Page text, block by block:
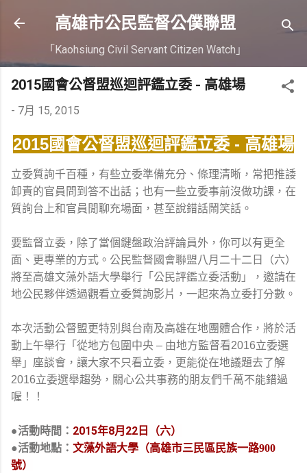
跳到主要內容
高雄市公民監督公僕聯盟
「Kaohsiung Civil Servant Citizen Watch」
2015國會公督盟巡迴評鑑立委 - 高雄場
- 7月 15, 2015
2015國會公督盟巡迴評鑑立委 - 高雄場
立委質詢千百種，有些立委準備充分、條理清晰， 常把推諉
卸責的官員問到答不出話；也有一些立委事前沒做功課， 在
質詢台上和官員閒聊充場面，甚至說錯話鬧笑話。
要監督立委，除了當個鍵盤政治評論員外，你可以有更全
面、 更專業的方式。公民監督國會聯盟八月二十二日（六）
將至高雄文藻外語大學舉行「公民評鑑立委活動」， 邀請在
地公民夥伴透過觀看立委質詢影片，一起來為立委打分數。
本次活動公督盟更特別與台南及高雄在地團體合作， 將於活
動上午舉行「從地方包圍中央 – 由地方監督看2016立委選
舉」座談會，讓大家不只看立委， 更能從在地議題去了解
2016立委選舉趨勢， 關心公共事務的朋友們千萬不能錯過
喔！！
●活動時間： 2015年8月22日（六）
●活動地點 ： 文藻外語大學（高雄市三民區民族一路900
號）